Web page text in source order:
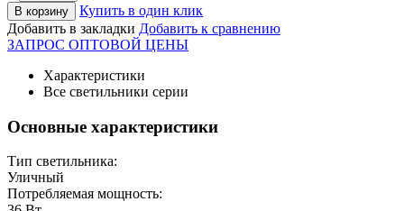
В корзину
Купить в один клик
Добавить в закладки Добавить к сравнению
ЗАПРОС ОПТОВОЙ ЦЕНЫ
Характеристики
Все светильники серии
Основные характеристики
Тип светильника:
Уличный
Потребляемая мощность: